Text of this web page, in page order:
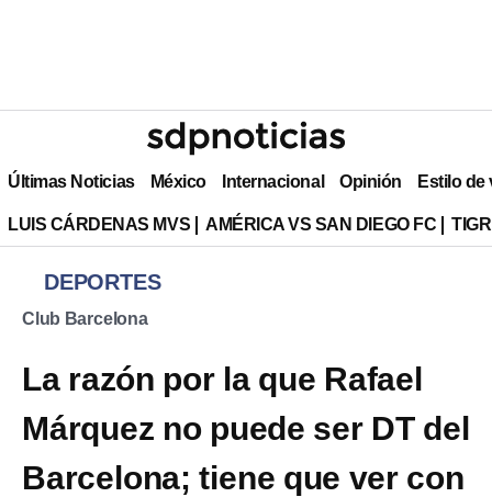
Últimas Noticias México Internacional Opinión Estilo de
LUIS CÁRDENAS MVS AMÉRICA VS SAN DIEGO FC
DEPORTES
Club Barcelona
La razón por la que Rafael
Márquez no puede ser DT del
Barcelona; tiene que ver con